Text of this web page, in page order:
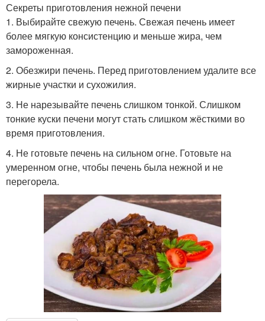
Секреты приготовления нежной печени
1. Выбирайте свежую печень. Свежая печень имеет
более мягкую консистенцию и меньше жира, чем
замороженная.
2. Обезжири печень. Перед приготовлением удалите все
жирные участки и сухожилия.
3. Не нарезывайте печень слишком тонкой. Слишком
тонкие куски печени могут стать слишком жёсткими во
время приготовления.
4. Не готовьте печень на сильном огне. Готовьте на
умеренном огне, чтобы печень была нежной и не
перегорела.